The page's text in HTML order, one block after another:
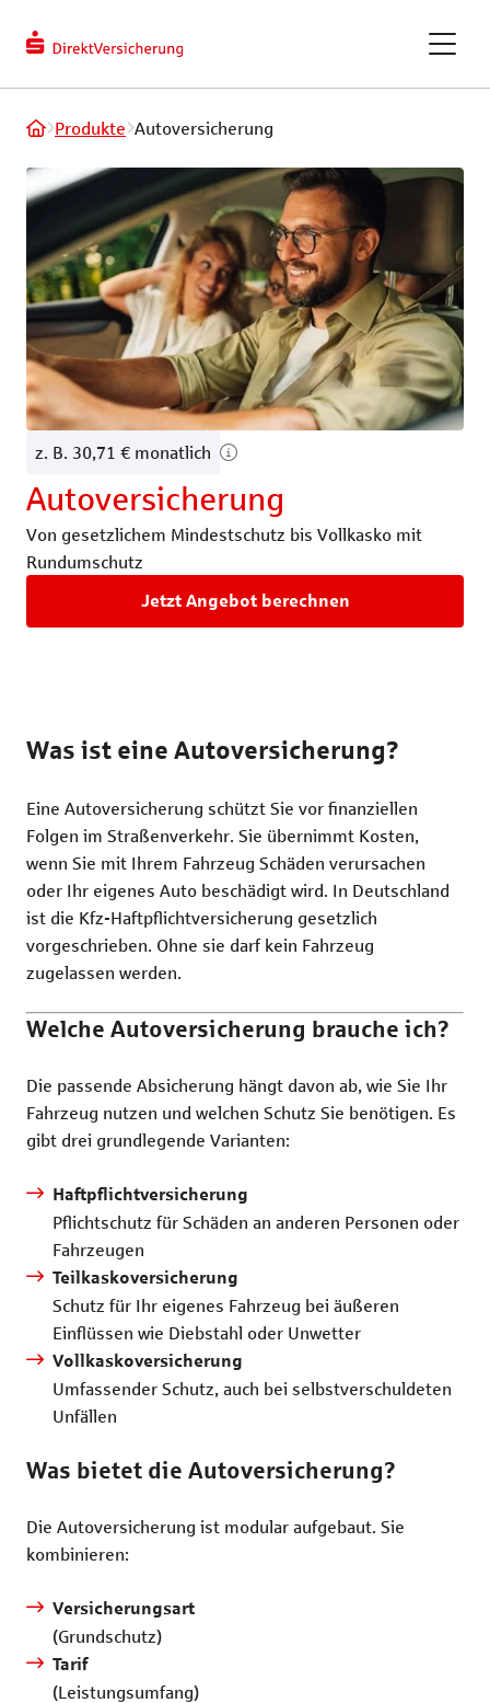
eVB-Nummer
GAPcare – die Kaufpreis­
ReparaturKostenSchutz
Fahrradversicherung
Recht und Haftung
Privathaftpflichtversicherung
Rechtsschutzversicherung
Tiere und
ändern
Produkte Autoversicherung
z. B. 30,71 € monatlich
Autoversicherung
Von gesetzlichem Mindestschutz bis Vollkasko mit
Rundumschutz
Jetzt Angebot berechnen
Was ist eine Autoversicherung?
Eine Autoversicherung schützt Sie vor finanziellen
Folgen im Straßenverkehr. Sie übernimmt Kosten,
wenn Sie mit Ihrem Fahrzeug Schäden verursachen
oder Ihr eigenes Auto beschädigt wird. In Deutschland
ist die Kfz-Haftpflichtversicherung gesetzlich
vorgeschrieben. Ohne sie darf kein Fahrzeug
zugelassen werden.
Welche Autoversicherung brauche ich?
Die passende Absicherung hängt davon ab, wie Sie Ihr
Fahrzeug nutzen und welchen Schutz Sie benötigen. Es
gibt drei grundlegende Varianten:
Haftpflichtversicherung
Pflichtschutz für Schäden an anderen Personen oder
Fahrzeugen
Teilkaskoversicherung
Schutz für Ihr eigenes Fahrzeug bei äußeren
Einflüssen wie Diebstahl oder Unwetter
Vollkaskoversicherung
Umfassender Schutz, auch bei selbstverschuldeten
Unfällen
Was bietet die Autoversicherung?
Die Autoversicherung ist modular aufgebaut. Sie
kombinieren:
Versicherungsart
(Grundschutz)
Tarif
(Leistungsumfang)